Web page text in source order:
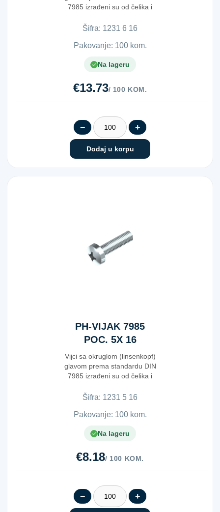
7985 izrađeni su od čelika i
Šifra: 1​2​3​1​ ​6​ ​1​6​
Pakovanje: 100 kom.
Na lageru
€13.73/ 100 KOM.
− +
Dodaj u korpu
PH-VIJAK 7985
POC. 5X 16
Vijci sa okruglom (linsenkopf)
glavom prema standardu DIN
7985 izrađeni su od čelika i
Šifra: 1​2​3​1​ ​5​ ​1​6​
Pakovanje: 100 kom.
Na lageru
€8.18/ 100 KOM.
− +